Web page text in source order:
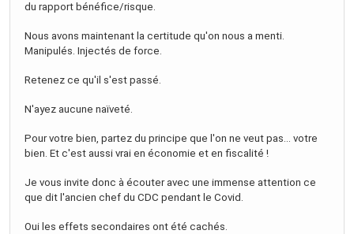
du rapport bénéfice/risque.
Nous avons maintenant la certitude qu'on nous a menti.
Manipulés. Injectés de force.
Retenez ce qu'il s'est passé.
N'ayez aucune naïveté.
Pour votre bien, partez du principe que l'on ne veut pas... votre
bien. Et c'est aussi vrai en économie et en fiscalité !
Je vous invite donc à écouter avec une immense attention ce
que dit l'ancien chef du CDC pendant le Covid.
Oui les effets secondaires ont été cachés.